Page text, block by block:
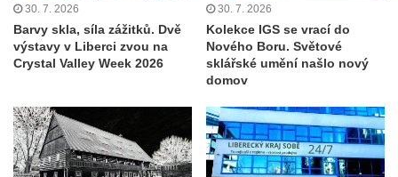
30. 7. 2026
Barvy skla, síla zážitků. Dvě
výstavy v Liberci zvou na
Crystal Valley Week 2026
30. 7. 2026
Kolekce IGS se vrací do
Nového Boru. Světové
sklářské umění našlo nový
domov